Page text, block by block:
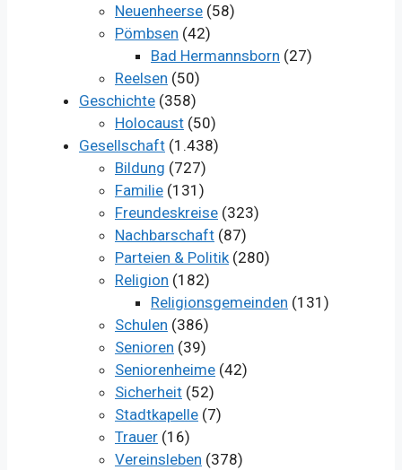
Neuenheerse (58)
Pömbsen (42)
Bad Hermannsborn (27)
Reelsen (50)
Geschichte (358)
Holocaust (50)
Gesellschaft (1.438)
Bildung (727)
Familie (131)
Freundeskreise (323)
Nachbarschaft (87)
Parteien & Politik(280)
Religion (182)
Religionsgemeinden (131)
Schulen (386)
Senioren (39)
Seniorenheime (42)
Sicherheit (52)
Stadtkapelle (7)
Trauer (16)
Vereinsleben (378)